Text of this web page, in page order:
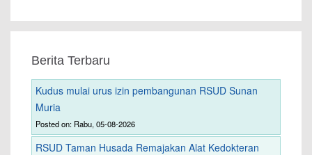
Berita Terbaru
Kudus mulai urus izin pembangunan RSUD Sunan
Muria
Posted on: Rabu, 05-08-2026
RSUD Taman Husada Remajakan Alat Kedokteran